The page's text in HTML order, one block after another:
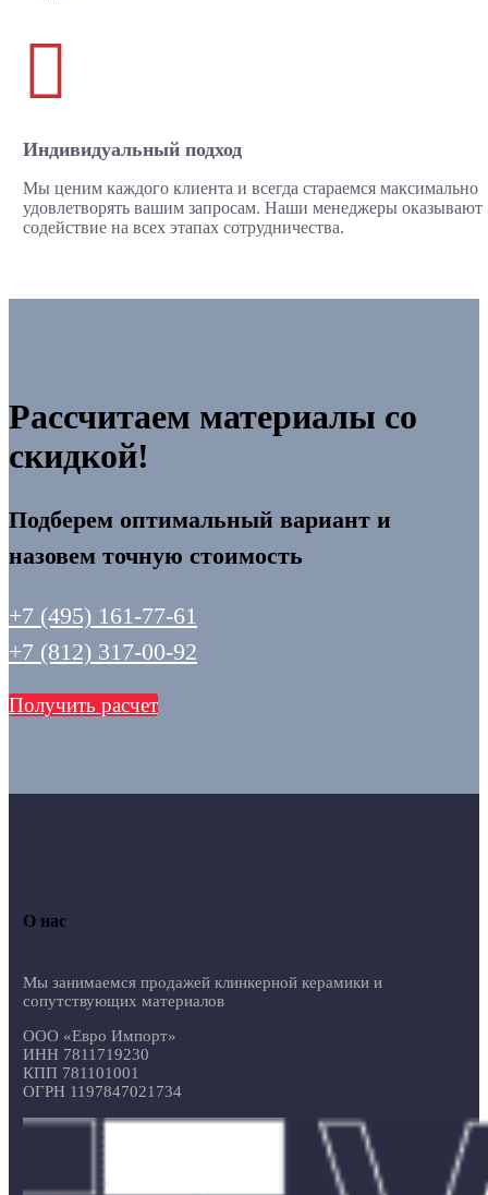

Индивидуальный подход
Мы ценим каждого клиента и всегда стараемся максимально
удовлетворять вашим запросам. Наши менеджеры оказывают
содействие на всех этапах сотрудничества.
Рассчитаем материалы со
скидкой!
Подберем оптимальный вариант и
назовем точную стоимость
+7 (495) 161-77-61
+7 (812) 317-00-92
Получить расчет
О нас
Мы занимаемся продажей клинкерной керамики и
сопутствующих материалов
ООО «Евро Импорт»
ИНН 7811719230
КПП 781101001
ОГРН 1197847021734